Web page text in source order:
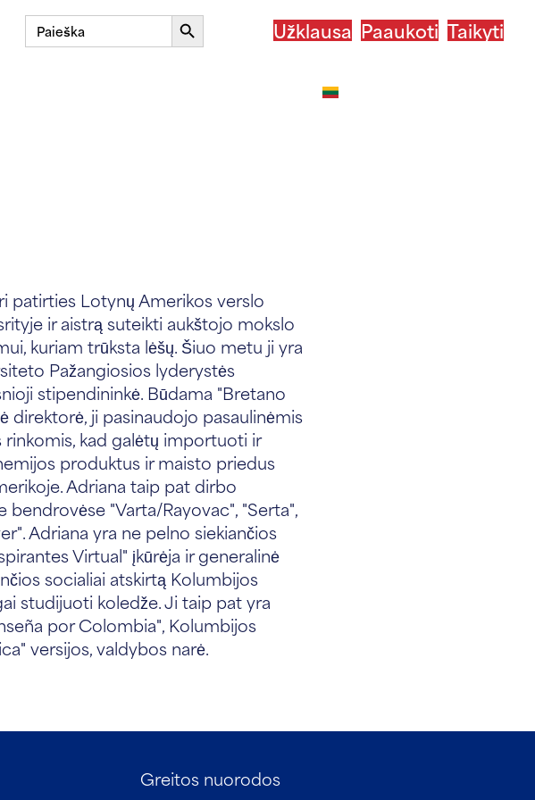
Ieškoti: Paieškos
mygtukas
Užklausa Paaukoti Taikyti
patirties Lotynų Amerikos verslo
ir aistrą suteikti aukštojo mokslo
kuriam trūksta lėšų. Šiuo metu ji yra
Pažangiosios lyderystės
stipendininkė. Būdama "Bretano
direktorė, ji pasinaudojo pasaulinėmis
rinkomis, kad galėtų importuoti ir
produktus ir maisto priedus
Adriana taip pat dirbo
bendrovėse "Varta/Rayovac", "Serta",
Adriana yra ne pelno siekiančios
Virtual" įkūrėja ir generalinė
socialiai atskirtą Kolumbijos
studijuoti koledže. Ji taip pat yra
por Colombia", Kolumbijos
versijos, valdybos narė.
Greitos nuorodos